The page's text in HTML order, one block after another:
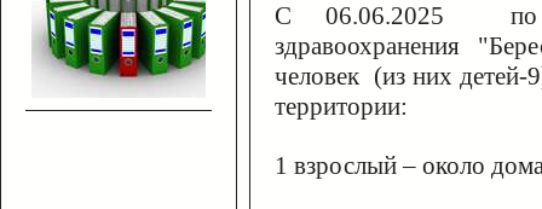
C 06.06.2025 по
здравоохранения
человек (из них
территории:
1 взрослый – около